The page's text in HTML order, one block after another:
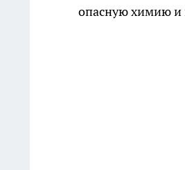
опасную химию и